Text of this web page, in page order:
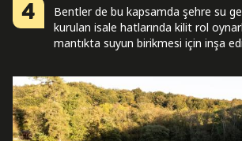
4
Bentler de bu kapsamda şehre su
kurulan isale hatlarında kilit rol
mantıkta suyun birikmesi için inşa